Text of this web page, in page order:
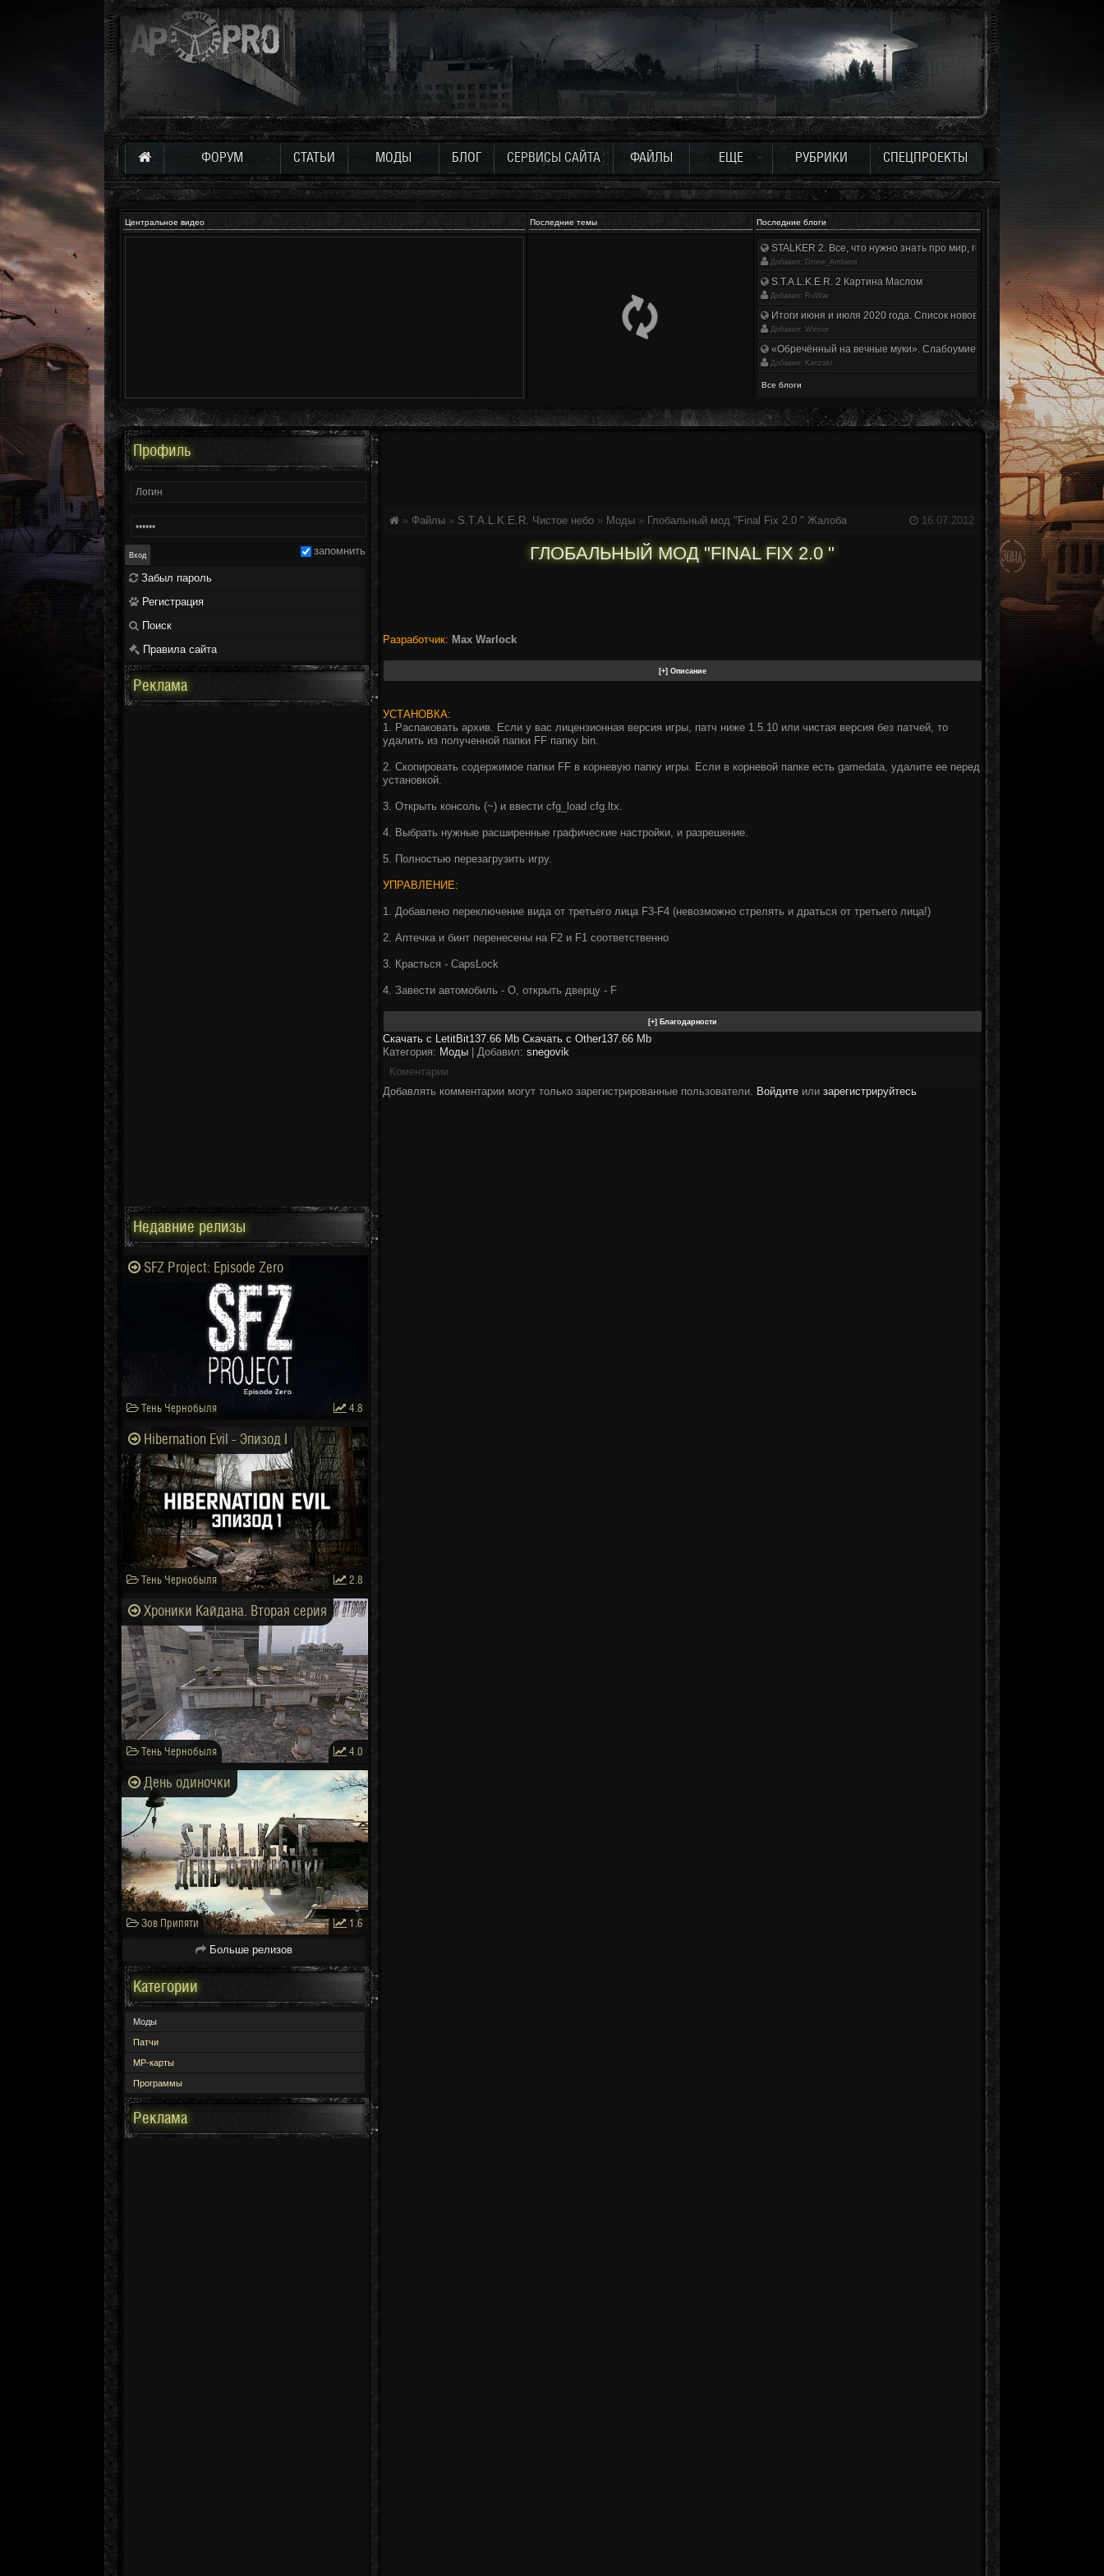
ФОРУМ СТАТЬИ МОДЫ БЛОГ СЕРВИСЫ САЙТА ФАЙЛЫ ЕЩЕ РУБРИКИ СПЕЦПРОЕКТЫ
Центральное видео Последние темы Последние блоги
STALKER 2. Все, что нужно знать про мир, геймплей и сюжет | Разбор
Добавил: Drone_Ambient
S.T.A.L.K.E.R. 2 Картина Маслом
Добавил: RuWar
Итоги июня и июля 2020 года. Список нововведений
Добавил: Winsor
«Обречённый на вечные муки». Слабоумие и отвага
Добавил: Kanzaki
Все блоги
16.07.2012
» Файлы » S.T.A.L.K.E.R. Чистое небо » Моды » Глобальный мод "Final Fix 2.0 " Жалоба
ГЛОБАЛЬНЫЙ МОД "FINAL FIX 2.0 "
Разработчик: Max Warlock
УСТАНОВКА:
1. Распаковать архив. Если у вас лицензионная версия игры, патч ниже 1.5.10 или чистая версия без патчей, то
удалить из полученной папки FF папку bin.
2. Скопировать содержимое папки FF в корневую папку игры. Если в корневой папке есть gamedata, удалите ее перед
установкой.
3. Открыть консоль (~) и ввести cfg_load cfg.ltx.
4. Выбрать нужные расширенные графические настройки, и разрешение.
5. Полностью перезагрузить игру.
УПРАВЛЕНИЕ:
1. Добавлено переключение вида от третьего лица F3-F4 (невозможно стрелять и драться от третьего лица!)
2. Аптечка и бинт перенесены на F2 и F1 соответственно
3. Красться - CapsLock
4. Завести автомобиль - O, открыть дверцу - F
Скачать с LetitBit137.66 Mb Скачать с Other137.66 Mb
Категория: Моды | Добавил: snegovik
Коментарии
Добавлять комментарии могут только зарегистрированные пользователи. Войдите или зарегистрируйтесь
Профиль
запомнить
Забыл пароль
Регистрация
Поиск
Правила сайта
Реклама
Недавние релизы
SFZ Project: Episode Zero
Тень Чернобыля 4.8
Hibernation Evil - Эпизод I
Тень Чернобыля 2.8
Хроники Кайдана. Вторая серия
Тень Чернобыля 4.0
День одиночки
Зов Припяти 1.6
Больше релизов
Категории
Моды
Патчи
МР-карты
Программы
Реклама